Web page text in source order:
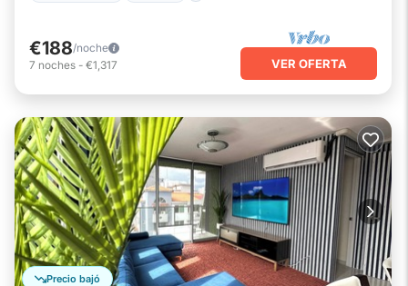
€188/noche
7 noches - €1,317 VER OFERTA
Precio bajó